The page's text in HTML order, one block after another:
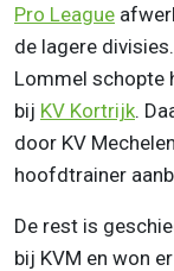
Pro League
de lagere
Lommel schopte
bij KV Kortrijk.
door KV
hoofdtrainer
De rest is
bij KVM en won